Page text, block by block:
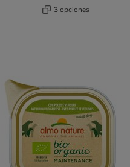
3 opciones